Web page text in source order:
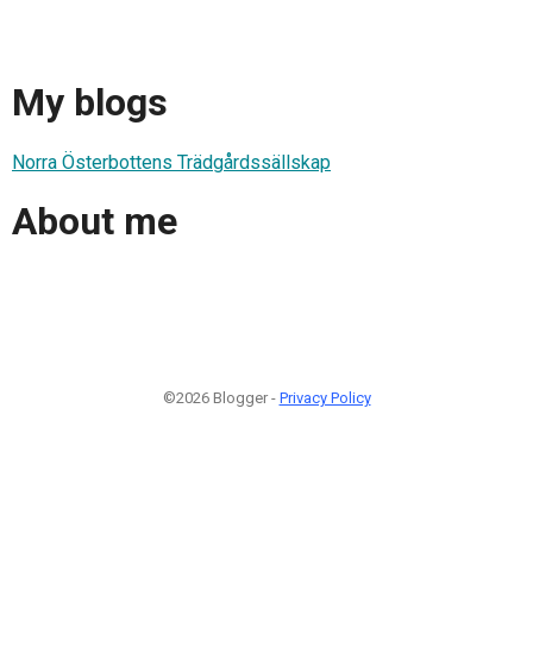
My blogs
Norra Österbottens Trädgårdssällskap
About me
©2026 Blogger - Privacy Policy